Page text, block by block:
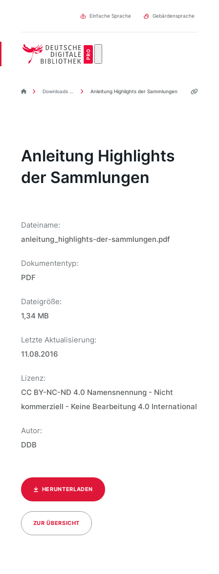
Einfache Sprache Gebärdensprache
DDBpro Startseite
Downloads & Links Anleitung Highlights der Sammlungen
Anleitung Highlights
der Sammlungen
Dateiname:
anleitung_highlights-der-sammlungen.pdf
Dokumententyp:
PDF
Dateigröße:
1,34 MB
Letzte Aktualisierung:
11.08.2016
Lizenz:
CC BY-NC-ND 4.0 Namensnennung - Nicht
kommerziell - Keine Bearbeitung 4.0 International
Autor:
DDB
HERUNTERLADEN
ZUR ÜBERSICHT